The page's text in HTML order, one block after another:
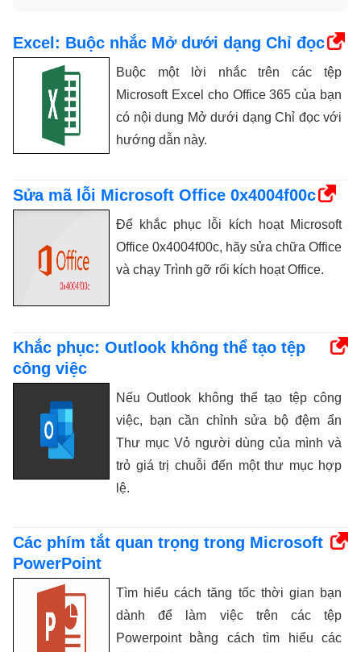
Excel: Buộc nhắc Mở dưới dạng Chỉ đọc
Buộc một lời nhắc trên các tệp
Microsoft Excel cho Office 365 của bạn
có nội dung Mở dưới dạng Chỉ đọc với
hướng dẫn này.
Sửa mã lỗi Microsoft Office 0x4004f00c
Để khắc phục lỗi kích hoạt Microsoft
Office 0x4004f00c, hãy sửa chữa Office
và chạy Trình gỡ rối kích hoạt Office.
Khắc phục: Outlook không thể tạo tệp
công việc
Nếu Outlook không thể tạo tệp công
việc, bạn cần chỉnh sửa bộ đệm ẩn
Thư mục Vỏ người dùng của mình và
trỏ giá trị chuỗi đến một thư mục hợp
lệ.
Các phím tắt quan trọng trong Microsoft
PowerPoint
Tìm hiểu cách tăng tốc thời gian bạn
dành để làm việc trên các tệp
Powerpoint bằng cách tìm hiểu các